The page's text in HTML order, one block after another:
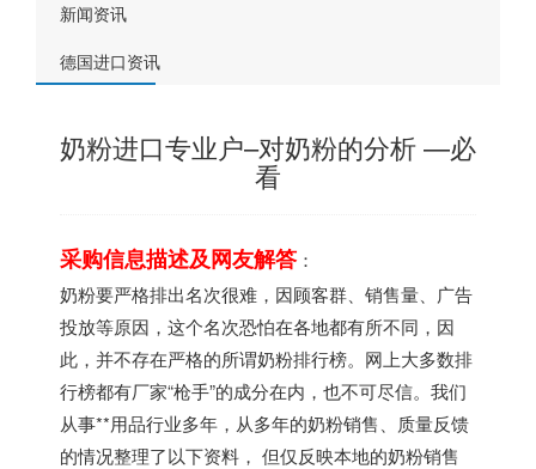
新闻资讯
德国进口资讯
奶粉进口专业户–对奶粉的分析 —必
看
采购信息描述及网友解答：
奶粉要严格排出名次很难，因顾客群、销售量、广告
投放等原因，这个名次恐怕在各地都有所不同，因
此，并不存在严格的所谓奶粉排行榜。网上大多数排
行榜都有厂家“枪手”的成分在内，也不可尽信。我们
从事**用品行业多年，从多年的奶粉销售、质量反馈
的情况整理了以下资料， 但仅反映本地的奶粉销售